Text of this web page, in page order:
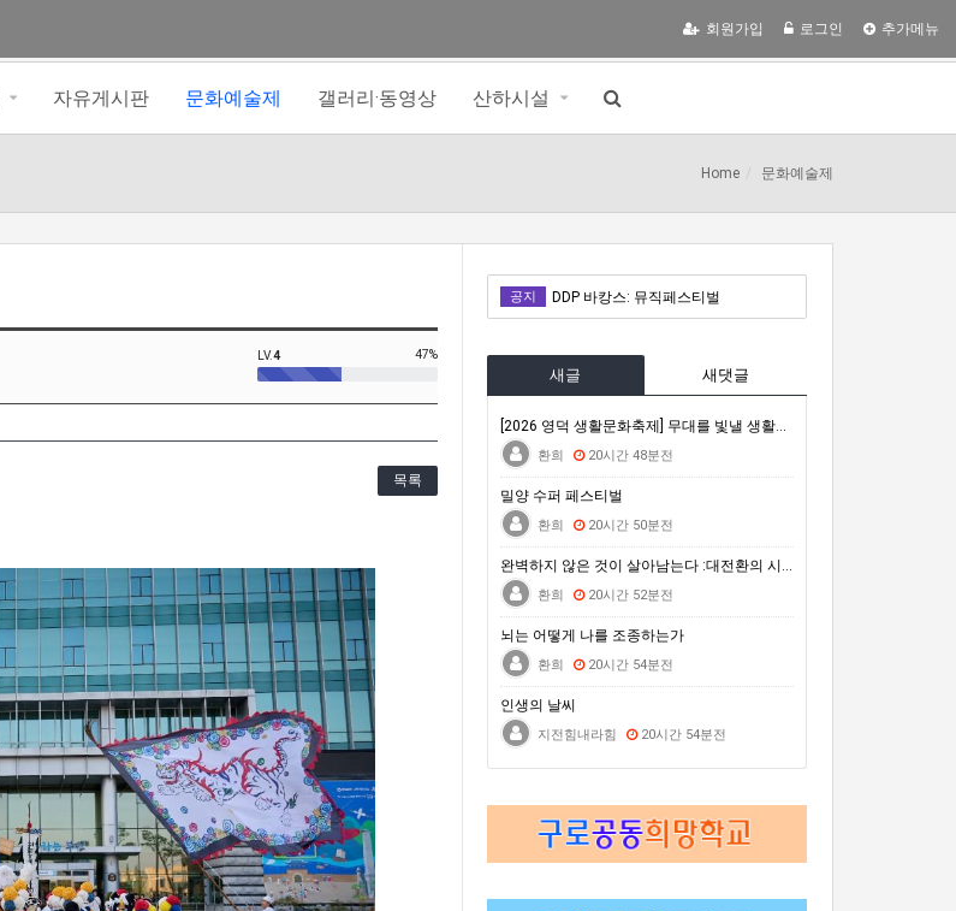
회원가입 로그인 추가메뉴
자유게시판 문화예술제 갤러리·동영상 산하시설
Home 문화예술제
LV.4 47%
목록
공지 DDP 바캉스: 뮤직페스티벌
2026 차세대전문예술활동지원 <내일의 예술가> 시민심사단 모집(모집 완료 시까지)
밀양 수퍼 페스티벌
DDP 바캉스: 뮤직페스티벌
거문도백도 은빛바다체험행사
새글 새댓글
[2026 영덕 생활문화축제] 무대를 빛낼 생활문화 공…
환희 20시간 48분전
밀양 수퍼 페스티벌
환희 20시간 50분전
완벽하지 않은 것이 살아남는다 :대전환의 시대를 건너는…
환희 20시간 52분전
뇌는 어떻게 나를 조종하는가
환희 20시간 54분전
인생의 날씨
지전힘내라힘 20시간 54분전